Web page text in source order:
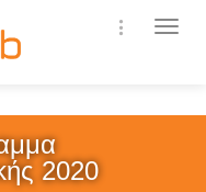
2020